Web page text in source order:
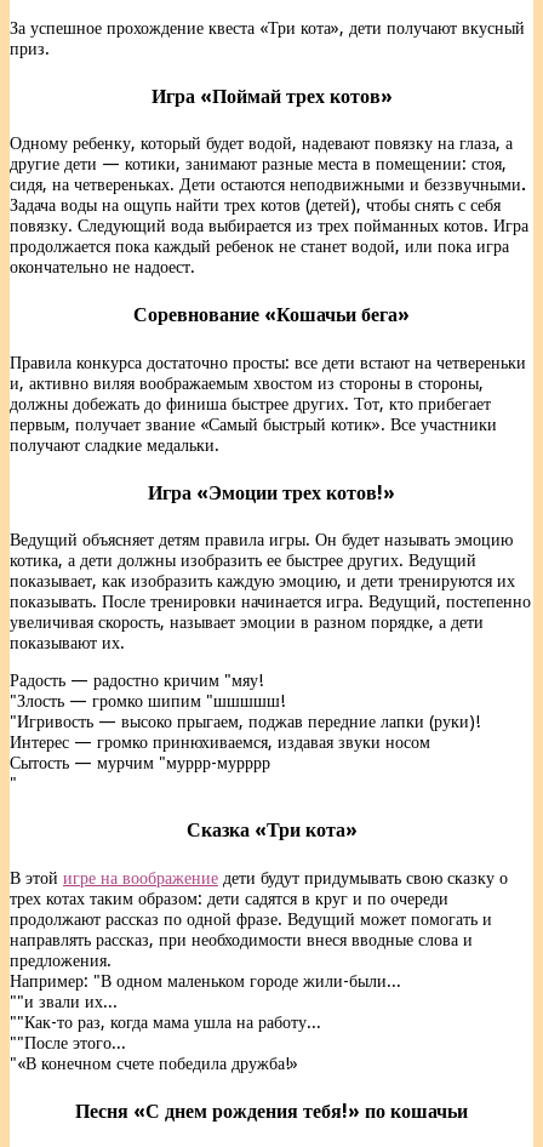
За успешное прохождение квеста «Три кота», дети получают вкусный
приз.
Игра «Поймай трех котов»
Одному ребенку, который будет водой, надевают повязку на глаза, а
другие дети — котики, занимают разные места в помещении: стоя,
сидя, на четвереньках. Дети остаются неподвижными и беззвучными.
Задача воды на ощупь найти трех котов (детей), чтобы снять с себя
повязку. Следующий вода выбирается из трех пойманных котов. Игра
продолжается пока каждый ребенок не станет водой, или пока игра
окончательно не надоест.
Соревнование «Кошачьи бега»
Правила конкурса достаточно просты: все дети встают на четвереньки
и, активно виляя воображаемым хвостом из стороны в стороны,
должны добежать до финиша быстрее других. Тот, кто прибегает
первым, получает звание «Самый быстрый котик». Все участники
получают сладкие медальки.
Игра «Эмоции трех котов!»
Ведущий объясняет детям правила игры. Он будет называть эмоцию
котика, а дети должны изобразить ее быстрее других. Ведущий
показывает, как изобразить каждую эмоцию, и дети тренируются их
показывать. После тренировки начинается игра. Ведущий, постепенно
увеличивая скорость, называет эмоции в разном порядке, а дети
показывают их.
Радость — радостно кричим "мяу!
"Злость — громко шипим "шшшшш!
"Игривость — высоко прыгаем, поджав передние лапки (руки)!
Интерес — громко принюхиваемся, издавая звуки носом
Сытость — мурчим "муррр-мурррр
"
Сказка «Три кота»
В этой игре на воображение дети будут придумывать свою сказку о
трех котах таким образом: дети садятся в круг и по очереди
продолжают рассказ по одной фразе. Ведущий может помогать и
направлять рассказ, при необходимости внеся вводные слова и
предложения.
Например: "В одном маленьком городе жили-были...
""и звали их...
""Как-то раз, когда мама ушла на работу...
""После этого...
"«В конечном счете победила дружба!»
Песня «С днем рождения тебя!» по кошачьи